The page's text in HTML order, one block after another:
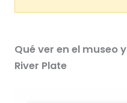
Qué ver en el museo
River Plate